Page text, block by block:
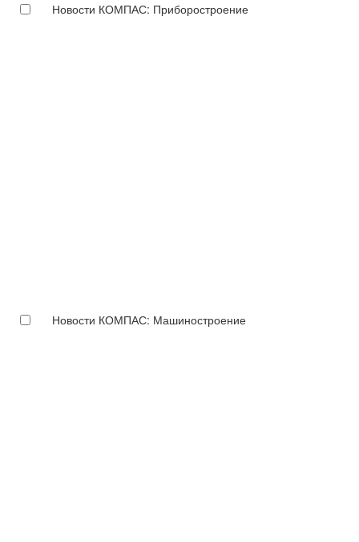
Новости КОМПАС: Приборостроение
Новости КОМПАС: Машиностроение